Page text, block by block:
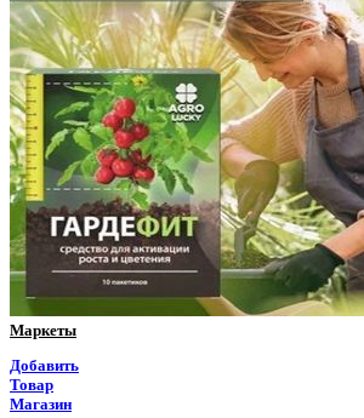
Оренбургская область
Орловская область
Пензенская область
Пермский край
Приморский край
Псковская область
Ростовская область
Маркеты
Добавить
Товар
Магазин